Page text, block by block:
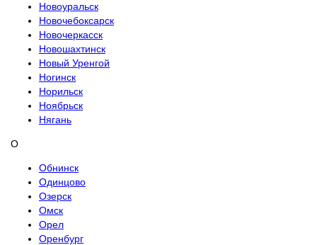
Новоуральск
Новочебоксарск
Новочеркасск
Новошахтинск
Новый Уренгой
Ногинск
Норильск
Ноябрьск
Нягань
О
Обнинск
Одинцово
Озерск
Омск
Орел
Оренбург